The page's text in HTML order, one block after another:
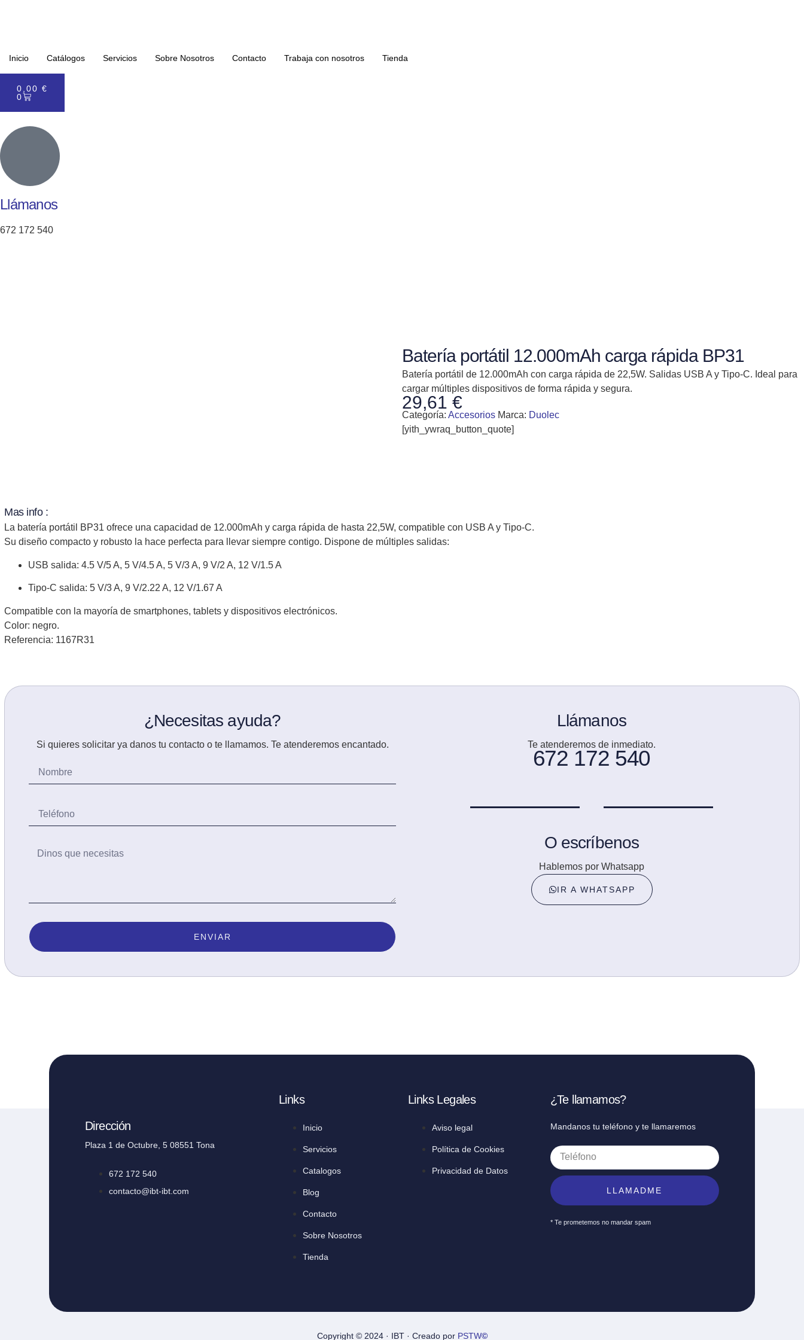
Inicio Catálogos Servicios Sobre Nosotros Contacto Trabaja con nosotros Tienda
0,00 €
0
Llámanos
672 172 540
Batería portátil 12.000mAh carga rápida BP31
Batería portátil de 12.000mAh con carga rápida de 22,5W. Salidas USB A y Tipo-C. Ideal para
cargar múltiples dispositivos de forma rápida y segura.
29,61 €
Categoría: Accesorios Marca: Duolec
[yith_ywraq_button_quote]
Mas info :
La batería portátil BP31 ofrece una capacidad de 12.000mAh y carga rápida de hasta 22,5W, compatible con USB A y Tipo-C.
Su diseño compacto y robusto la hace perfecta para llevar siempre contigo. Dispone de múltiples salidas:
USB salida: 4.5 V/5 A, 5 V/4.5 A, 5 V/3 A, 9 V/2 A, 12 V/1.5 A
Tipo-C salida: 5 V/3 A, 9 V/2.22 A, 12 V/1.67 A
Compatible con la mayoría de smartphones, tablets y dispositivos electrónicos.
Color: negro.
Referencia: 1167R31
¿Necesitas ayuda?
Si quieres solicitar ya danos tu contacto o te llamamos. Te atenderemos encantado.
ENVIAR
Llámanos
Te atenderemos de inmediato.
672 172 540
O escríbenos
Hablemos por Whatsapp
IR A WHATSAPP
Dirección
Plaza 1 de Octubre, 5 08551 Tona
672 172 540
contacto@ibt-ibt.com
Links
Inicio
Servicios
Catalogos
Blog
Contacto
Sobre Nosotros
Tienda
Links Legales
Aviso legal
Política de Cookies
Privacidad de Datos
¿Te llamamos?
Mandanos tu teléfono y te llamaremos
LLAMADME
* Te prometemos no mandar spam
Copyright © 2024 · IBT · Creado porPSTW©